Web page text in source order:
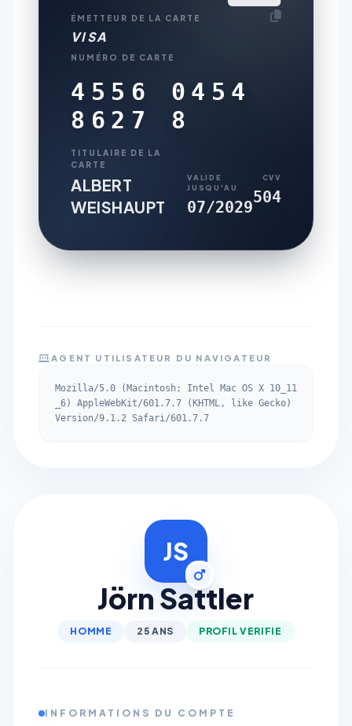
ÉMETTEUR DE LA CARTE
VISA
NUMÉRO DE CARTE
4556 0454
8627 8
TITULAIRE DE LA
CARTE
ALBERT
WEISHAUPT
VALIDE
JUSQU'AU
07/2029
CVV
504
AGENT UTILISATEUR DU NAVIGATEUR
Mozilla/5.0 (Macintosh; Intel Mac OS X 10_11
_6) AppleWebKit/601.7.7 (KHTML, like Gecko)
Version/9.1.2 Safari/601.7.7
JS
Jörn Sattler
HOMME 25 ANS PROFIL VERIFIE
INFORMATIONS DU COMPTE